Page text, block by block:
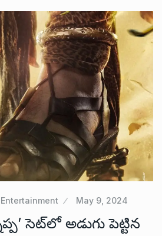
Entertainment May 9, 2024
సెట్‌లో అడుగు పెట్టిన